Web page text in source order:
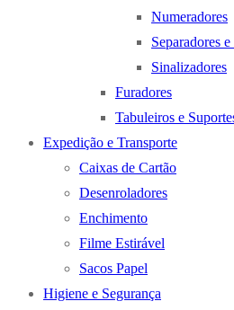
Numeradores
Separadores
Sinalizadores
Furadores
Tabuleiros e
Expedição e Transporte
Caixas de Cartão
Desenroladores
Enchimento
Filme Estirável
Sacos Papel
Higiene e Segurança